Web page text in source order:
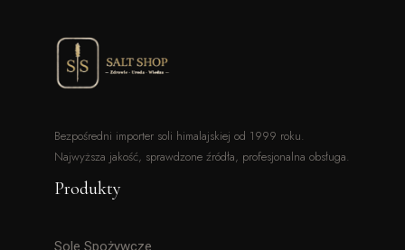
Bezpośredni importer soli himalajskiej od 1999 roku.
Najwyższa jakość, sprawdzone źródła, profesjonalna obsługa.
Produkty
Sole Spożywcze